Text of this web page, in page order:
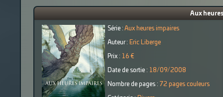
Aux
Série : Aux heures impaires
Auteur : Eric Liberge
Prix : 16 €
Date de sortie : 18/09/2008
Nombre de pages : 72 pages couleurs